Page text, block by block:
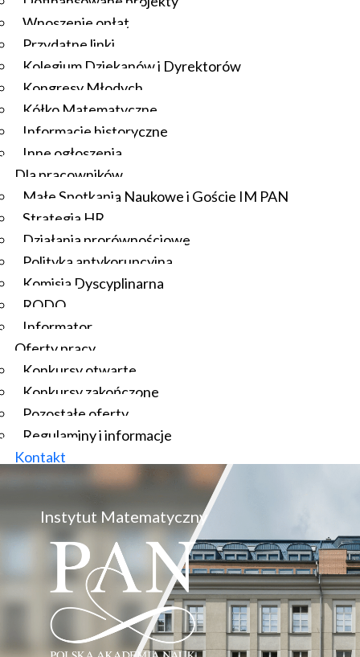
Wnoszenie opłat
Przydatne linki
Kolegium Dziekanów i Dyrektorów
Kongresy Młodych
Kółko Matematyczne
Informacje historyczne
Inne ogłoszenia
Dla pracowników
Małe Spotkania Naukowe i Goście IM PAN
Strategia HR
Działania prorównościowe
Polityka antykorupcyjna
Komisja Dyscyplinarna
RODO
Informator
Oferty pracy
Konkursy otwarte
Konkursy zakończone
Pozostałe oferty
Regulaminy i informacje
Kontakt
Instytut Matematyczny